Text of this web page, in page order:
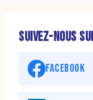
SUIVEZ-NOUS
FACEBOOK